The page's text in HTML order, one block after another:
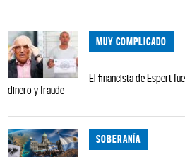
MUY COMPLICADO
El financista de Espert
dinero y fraude
SOBERANÍA